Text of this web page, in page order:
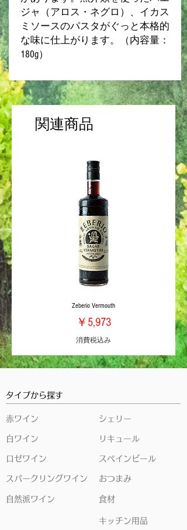
ジャ（アロス・ネグロ）、イカス
ミソースのパスタがぐっと本格的
な味に仕上がります。（内容量：
180g）
関連商品
Zeberio Vermouth
価格
￥5,973
消費税込み
タイプから探す
赤ワイン
白ワイン
ロゼワイン
スパークリングワイン
自然派ワイン
シェリー
リキュール
スペインビール
おつまみ
食材
キッチン用品